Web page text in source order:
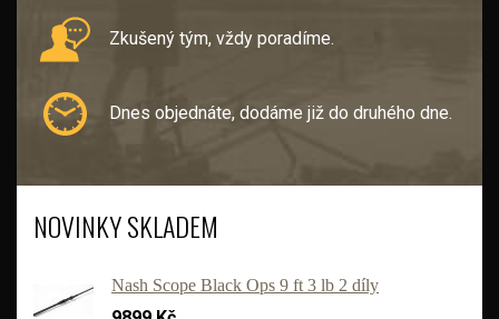
Zkušený tým, vždy poradíme.
Dnes objednáte, dodáme již do druhého dne.
NOVINKY SKLADEM
Nash Scope Black Ops 9 ft 3 lb 2 díly